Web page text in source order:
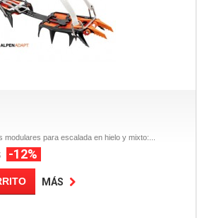
modulares para escalada en hielo y mixto:...
-12%
MÁS